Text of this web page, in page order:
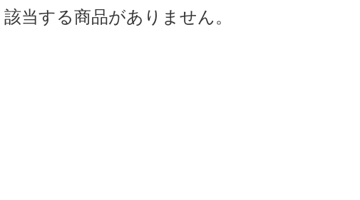
該当する商品がありません。